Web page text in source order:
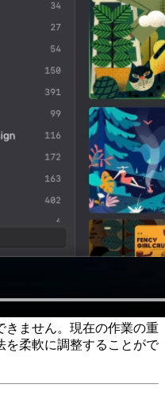
きません。現在の作業の重
を柔軟に調整することがで